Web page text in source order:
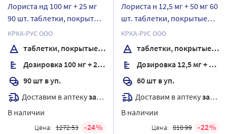
Лориста нд 100 мг + 25 мг
90 шт. таблетки, покрытые
пленочной оболочкой
КРКА-РУС ООО
таблетки, покрытые пленочной оболочкой
Дозировка 100 мг + 25 мг
90 шт в уп.
Доставим в аптекузавтра
В наличии
Цена: 1272.53 24
Лориста н 12,5 мг + 50 мг 60
шт. таблетки, покрытые
пленочной оболочкой
КРКА-РУС ООО
таблетки, покрытые пленочной оболочкой
Дозировка 12,5 мг + 50 мг
60 шт в уп.
Доставим в аптекузавтра
В наличии
Цена: 810.99 22